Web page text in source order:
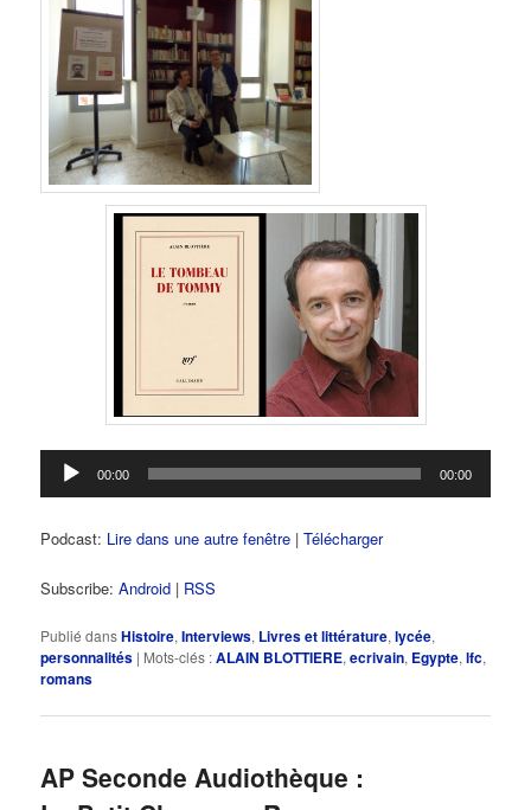
Lecteur
audio
00:00 00:00
Podcast: Lire dans une autre fenêtre |Télécharger
Subscribe:Android | RSS
Publié dansHistoire,Interviews, Livres et littérature,lycée,
personnalités | Mots-clés :ALAIN BLOTTIERE,ecrivain, Egypte,lfc,
romans
AP Seconde Audiothèque :